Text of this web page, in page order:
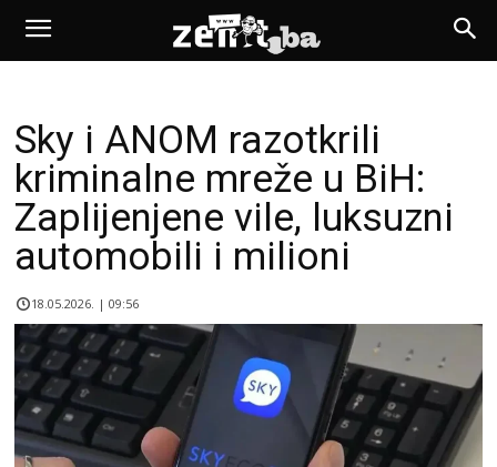
Sky i ANOM razotkrili
kriminalne mreže u BiH:
Zaplijenjene vile, luksuzni
automobili i milioni
18.05.2026. | 09:56